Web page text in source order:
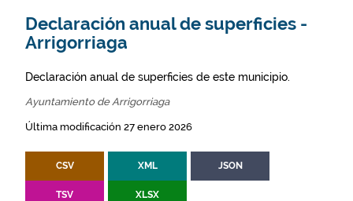
Declaración anual de superficies -
Arrigorriaga
Declaración anual de superficies de este municipio.
Ayuntamiento de Arrigorriaga
Última modificación 27 enero 2026
CSV XML JSON
TSV XLSX